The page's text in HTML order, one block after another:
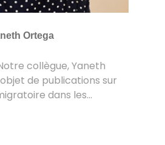
Ortega
collègue, Yaneth
de publications sur
dans les...